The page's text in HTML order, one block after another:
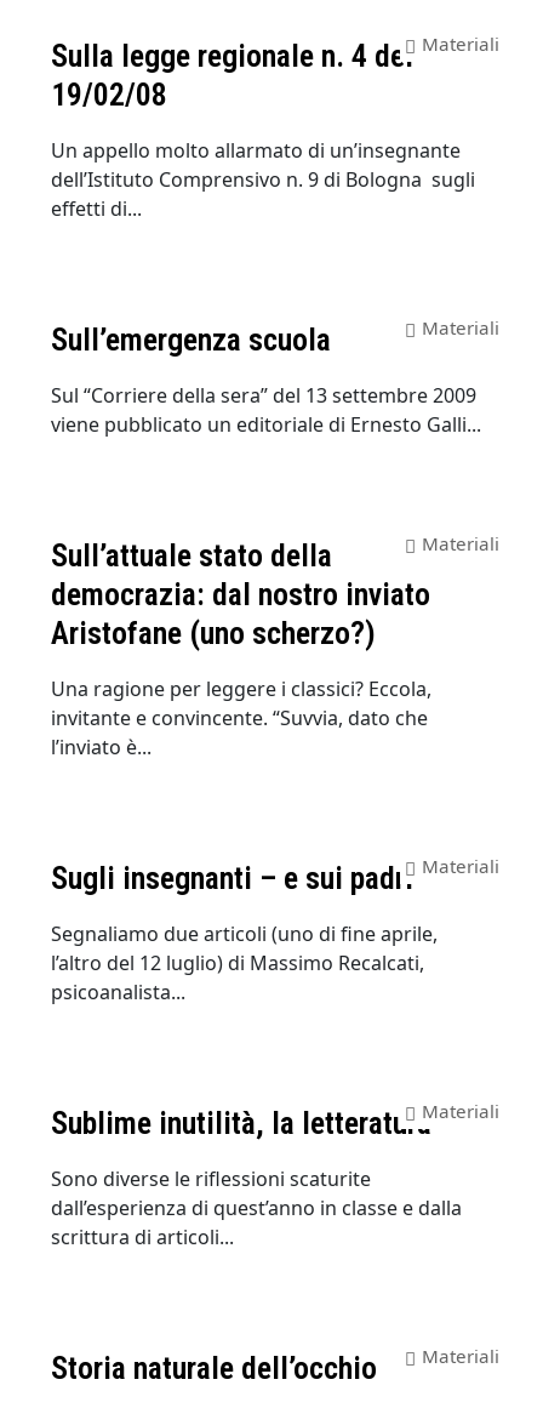
Sulla legge regionale n. 4 del
19/02/08
Materiali
Un appello molto allarmato di un’insegnante
dell’Istituto Comprensivo n. 9 di Bologna sugli
effetti di...
Sull’emergenza scuola Materiali
Sul “Corriere della sera” del 13 settembre 2009
viene pubblicato un editoriale di Ernesto Galli...
Sull’attuale stato della
democrazia: dal nostro inviato
Aristofane (uno scherzo?)
Materiali
Una ragione per leggere i classici? Eccola,
invitante e convincente. “Suvvia, dato che
l’inviato è...
Sugli insegnanti – e sui padri Materiali
Segnaliamo due articoli (uno di fine aprile,
l’altro del 12 luglio) di Massimo Recalcati,
psicoanalista...
Sublime inutilità, la letteraturaMateriali
Sono diverse le riflessioni scaturite
dall’esperienza di quest’anno in classe e dalla
scrittura di articoli...
Storia naturale dell’occhio Materiali